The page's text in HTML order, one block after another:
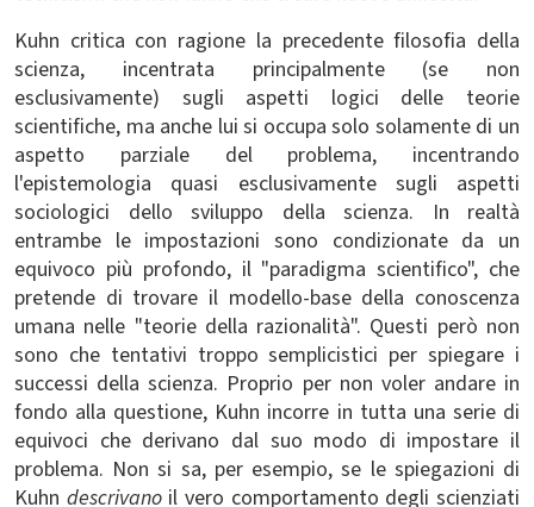
Kuhn critica con ragione la precedente filosofia della
scienza, incentrata principalmente (se non
esclusivamente) sugli aspetti logici delle teorie
scientifiche, ma anche lui si occupa solo solamente di un
aspetto parziale del problema, incentrando
l'epistemologia quasi esclusivamente sugli aspetti
sociologici dello sviluppo della scienza. In realtà
entrambe le impostazioni sono condizionate da un
equivoco più profondo, il "paradigma scientifico", che
pretende di trovare il modello-base della conoscenza
umana nelle "teorie della razionalità". Questi però non
sono che tentativi troppo semplicistici per spiegare i
successi della scienza. Proprio per non voler andare in
fondo alla questione, Kuhn incorre in tutta una serie di
equivoci che derivano dal suo modo di impostare il
problema. Non si sa, per esempio, se le spiegazioni di
Kuhn descrivano il vero comportamento degli scienziati